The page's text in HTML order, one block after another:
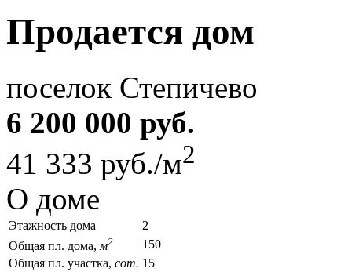
Продается дом
поселок Степичево
6 200 000 руб.
41 333 руб./м2
О доме
Этажность дома
2
Общая пл. дома, м2
150
Общая пл. участка, сот. 15